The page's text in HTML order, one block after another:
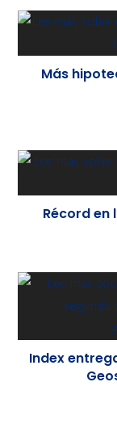
Más
Récord en
Index